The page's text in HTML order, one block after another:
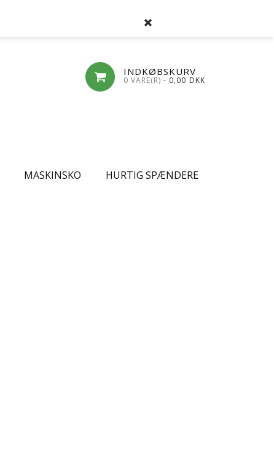
INDKØBSKURV
0 VARE(R) - 0,00 DKK
MASKINSKO HURTIG SPÆNDERE